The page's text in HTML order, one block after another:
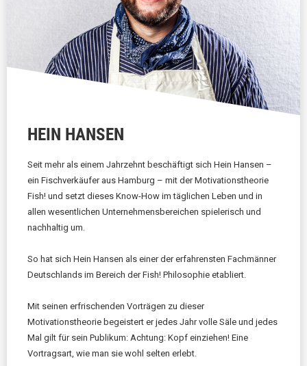
HEIN HANSEN
Seit mehr als einem Jahrzehnt beschäftigt sich Hein Hansen –
ein Fischverkäufer aus Hamburg – mit der Motivationstheorie
Fish! und setzt dieses Know-How im täglichen Leben und in
allen wesentlichen Unternehmensbereichen spielerisch und
nachhaltig um.
So hat sich Hein Hansen als einer der erfahrensten Fachmänner
Deutschlands im Bereich der Fish! Philosophie etabliert.
Mit seinen erfrischenden Vorträgen zu dieser
Motivationstheorie begeistert er jedes Jahr volle Säle und jedes
Mal gilt für sein Publikum: Achtung: Kopf einziehen! Eine
Vortragsart, wie man sie wohl selten erlebt.